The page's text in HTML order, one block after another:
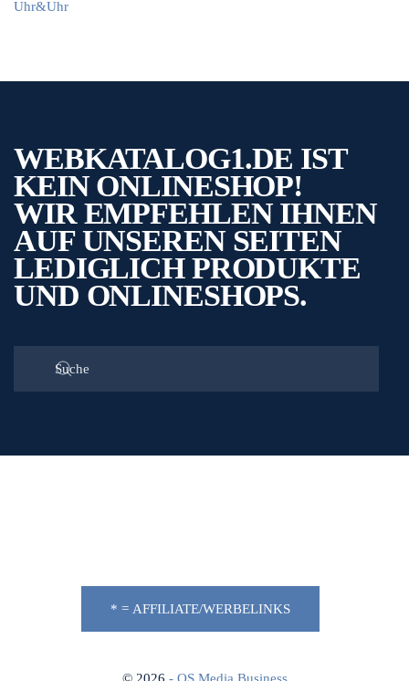
Uhr&Uhr
WEBKATALOG1.DE IST
KEIN ONLINESHOP!
WIR EMPFEHLEN IHNEN
AUF UNSEREN SEITEN
LEDIGLICH PRODUKTE
UND ONLINESHOPS.
* = AFFILIATE/WERBELINKS